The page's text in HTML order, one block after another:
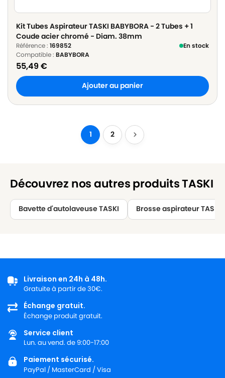
Kit Tubes Aspirateur TASKI BABYBORA - 2 Tubes + 1
Coude acier chromé - Diam. 38mm
Référence : 169852
En stock
Compatible : BABYBORA
55,49€
Ajouter au panier
1 2
Découvrez nos autres produits TASKI
Bavette d'autolaveuse TASKI Brosse aspirateur TASKI
Livraison en 24h à 48h.
Gratuite à partir de 30€.
Échange gratuit.
Échange produit gratuit.
Service client
Lun. au vend. de 9:00-17:00
Paiement sécurisé.
PayPal / MasterCard / Visa